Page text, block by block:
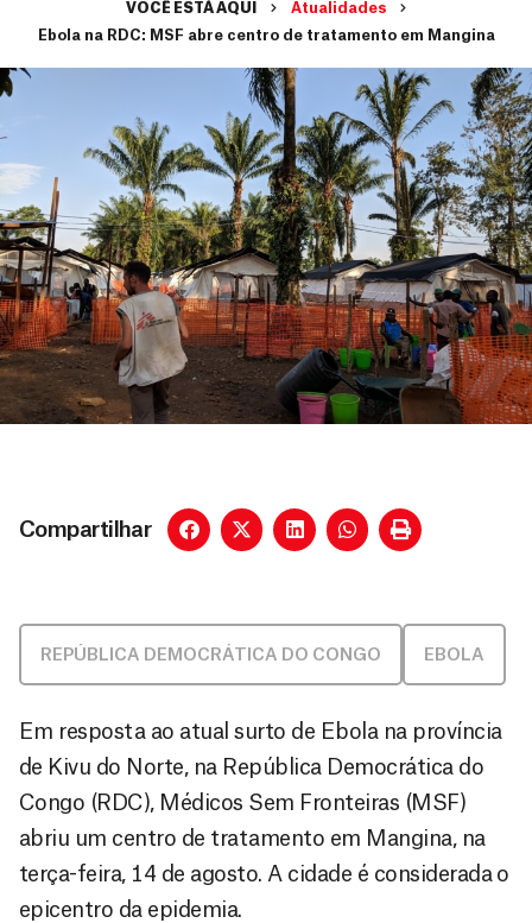
VOCÊ ESTÁ AQUI
Atualidades
Ebola na RDC: MSF abre centro de tratamento em Mangina
Compartilhar
REPÚBLICA DEMOCRÁTICA DO CONGO EBOLA
Em resposta ao atual surto de Ebola na província
de Kivu do Norte, na República Democrática do
Congo (RDC), Médicos Sem Fronteiras (MSF)
abriu um centro de tratamento em Mangina, na
terça-feira, 14 de agosto. A cidade é considerada o
epicentro da epidemia.